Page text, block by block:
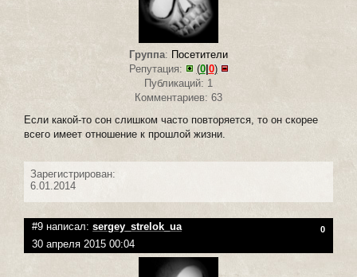
Группа: Посетители
Репутация:
(0|0)
Публикаций: 1
Комментариев: 63
Если какой-то сон слишком часто повторяется, то он скорее
всего имеет отношение к прошлой жизни.
Зарегистрирован:
6.01.2014
#9 написал: sergey_strelok_ua 0
30 апреля 2015 00:04